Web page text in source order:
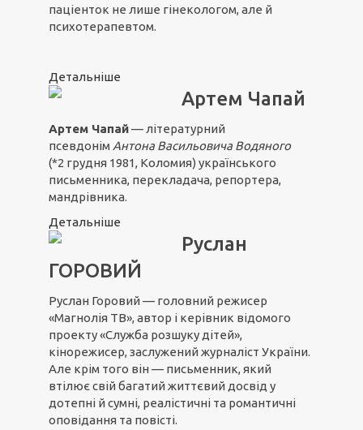
паціенток не лише гінекологом, але й
психотерапевтом.
Детальніше
Артем Чапай
Артем Чапай— літературний
псевдонім Антона Васильовича Водяного
(*2 грудня 1981, Коломия) українського
письменника, перекладача, репортера,
мандрівника.
Детальніше
Руслан
ГОРОВИЙ
Руслан Горовий — головний режисер
«Магнолія ТВ», автор і керівник відомого
проекту «Служба розшуку дітей»,
кінорежисер, заслужений журналіст України.
Але крім того він — письменник, який
втілює свій багатий життєвий досвід у
дотепні й сумні, реалістичні та романтичні
оповідання та повісті.